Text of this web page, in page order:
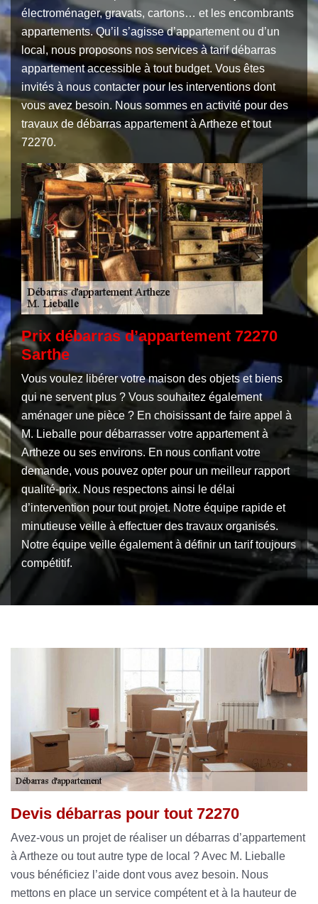
électroménager, gravats, cartons… et les encombrants
appartements. Qu’il s’agisse d’appartement ou d’un
local, nous proposons nos services à tarif débarras
appartement accessible à tout budget. Vous êtes
invités à nous contacter pour les interventions dont
vous avez besoin. Nous sommes en activité pour des
travaux de débarras appartement à Artheze et tout
72270.
Prix débarras d’appartement 72270
Sarthe
Vous voulez libérer votre maison des objets et biens
qui ne servent plus ? Vous souhaitez également
aménager une pièce ? En choisissant de faire appel à
M. Lieballe pour débarrasser votre appartement à
Artheze ou ses environs. En nous confiant votre
demande, vous pouvez opter pour un meilleur rapport
qualité-prix. Nous respectons ainsi le délai
d’intervention pour tout projet. Notre équipe rapide et
minutieuse veille à effectuer des travaux organisés.
Notre équipe veille également à définir un tarif toujours
compétitif.
Devis débarras pour tout 72270
Avez-vous un projet de réaliser un débarras d’appartement
à Artheze ou tout autre type de local ? Avec M. Lieballe
vous bénéficiez l’aide dont vous avez besoin. Nous
mettons en place un service compétent et à la hauteur de